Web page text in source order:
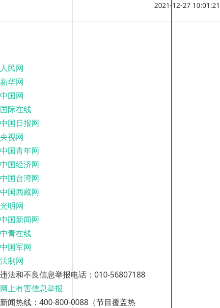
2021-12-27 10:01:21
人民网
新华网
中国网
国际在线
中国日报网
央视网
中国青年网
中国经济网
中国台湾网
中国西藏网
光明网
中国新闻网
中青在线
中国军网
法制网
违法和不良信息举报电话：010-56807188
网上有害信息举报
新闻热线：400-800-0088（节目覆盖热